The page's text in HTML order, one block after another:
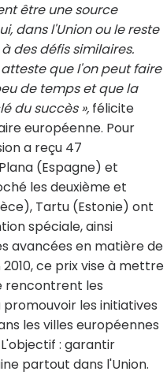
être une source
dans l'Union ou le reste
des défis similaires.
que l'on peut faire
de temps et que la
du succès », félicite
européenne. Pour
a reçu 47
(Espagne) et
les deuxième et
Tartu (Estonie) ont
spéciale, ainsi
avancées en matière de
ce prix vise à mettre
rencontrent les
les initiatives
les villes européennes
: garantir
partout dans l'Union.